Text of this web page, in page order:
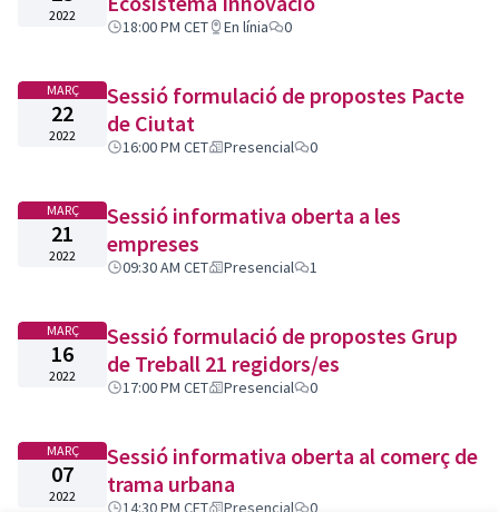
2022
18:00 PM CET En línia 0
MARÇ
22
2022
Sessió formulació de propostes Pacte
de Ciutat
16:00 PM CET Presencial 0
MARÇ
21
2022
Sessió informativa oberta a les
empreses
09:30 AM CET Presencial 1
MARÇ
16
2022
Sessió formulació de propostes Grup
de Treball 21 regidors/es
17:00 PM CET Presencial 0
MARÇ
07
2022
Sessió informativa oberta al comerç de
trama urbana
14:30 PM CET Presencial 0